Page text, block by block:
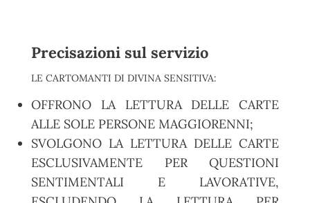
Precisazioni sul servizio
LE CARTOMANTI DI DIVINA SENSITIVA:
OFFRONO LA LETTURA DELLE CARTE
ALLE SOLE PERSONE MAGGIORENNI;
SVOLGONO LA LETTURA DELLE CARTE
ESCLUSIVAMENTE PER QUESTIONI
SENTIMENTALI E LAVORATIVE,